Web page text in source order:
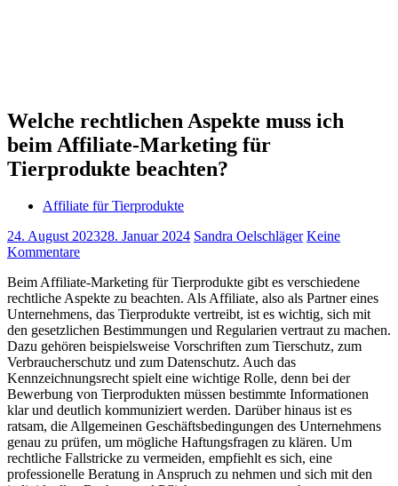
Welche rechtlichen Aspekte muss ich
beim Affiliate-Marketing für
Tierprodukte beachten?
Affiliate für Tierprodukte
24. August 202328. Januar 2024 Sandra Oelschläger Keine
Kommentare
Beim Affiliate-Marketing für Tierprodukte gibt es verschiedene
rechtliche Aspekte zu beachten. Als Affiliate, also als Partner eines
Unternehmens, das Tierprodukte vertreibt, ist es wichtig, sich mit
den gesetzlichen Bestimmungen und Regularien vertraut zu machen.
Dazu gehören beispielsweise Vorschriften zum Tierschutz, zum
Verbraucherschutz und zum Datenschutz. Auch das
Kennzeichnungsrecht spielt eine wichtige Rolle, denn bei der
Bewerbung von Tierprodukten müssen bestimmte Informationen
klar und deutlich kommuniziert werden. Darüber hinaus ist es
ratsam, die Allgemeinen Geschäftsbedingungen des Unternehmens
genau zu prüfen, um mögliche Haftungsfragen zu klären. Um
rechtliche Fallstricke zu vermeiden, empfiehlt es sich, eine
professionelle Beratung in Anspruch zu nehmen und sich mit den